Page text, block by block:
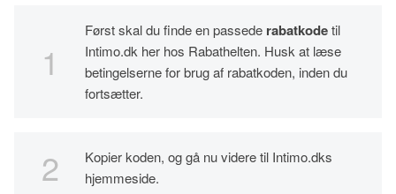
Først skal du finde en passede rabatkodetil
Intimo.dk her hos Rabathelten. Husk at læse
betingelserne for brug af rabatkoden, inden du
fortsætter.
Kopier koden, og gå nu videre til Intimo.dks
hjemmeside.